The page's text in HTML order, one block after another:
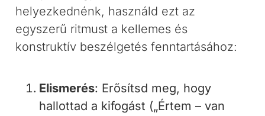
helyezkednénk, használd ezt az
egyszerű ritmust a kellemes és
konstruktív beszélgetés fenntartásához:
Elismerés: Erősítsd meg, hogy
hallottad a kifogást („Értem – van